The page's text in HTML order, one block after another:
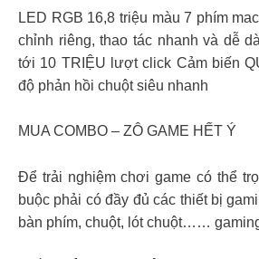
LED RGB 16,8 triệu màu 7 phím
chỉnh riêng, thao tác nhanh và dễ
tới 10 TRIỆU lượt click Cảm biến
độ phản hồi chuột siêu nhanh
MUA COMBO – ZÔ GAME HẾT Ý
Để trải nghiệm chơi game có thể
buộc phải có đầy đủ các thiết bị
bàn phím, chuột, lót chuột……